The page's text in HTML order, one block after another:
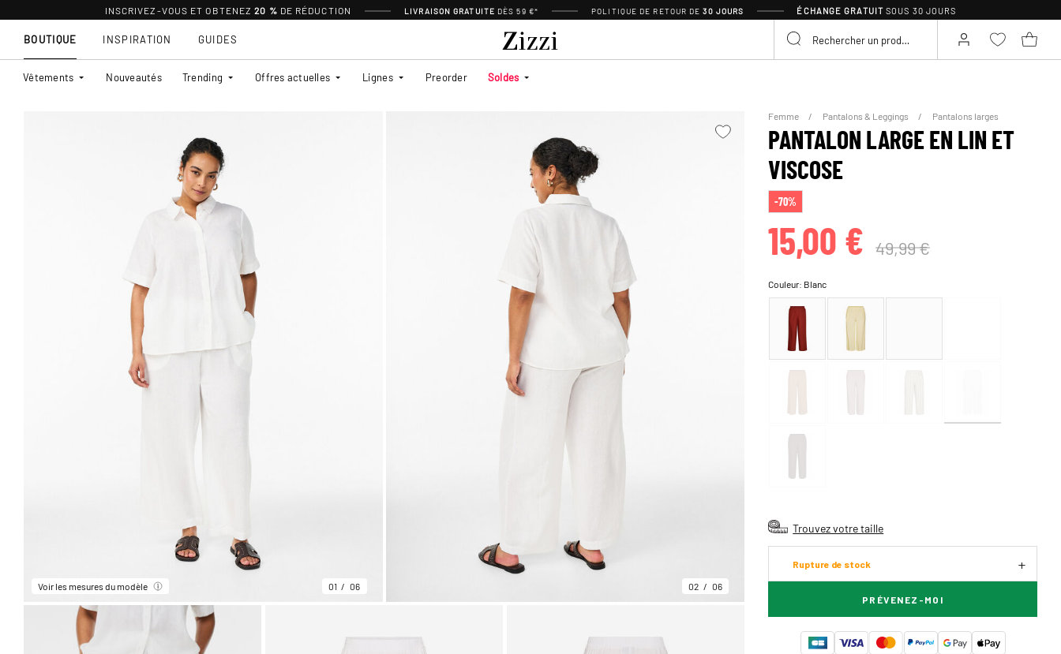
INSCRIVEZ-VOUS ET OBTENEZ 20 % DE RÉDUCTION LIVRAISON GRATUITE DÈS 59 €* POLITIQUE DE RETOUR DE30 JOURS ÉCHANGE GRATUITSOUS 30 JOURS
BOUTIQUE
Vêtements Nouveautés Trending Offres actuelles Lignes Preorder Soldes
INSPIRATION GUIDES
Voir les mesures du modèle 01 06 02 06
Femme Pantalons & Leggings Pantalons larges
PANTALON LARGE EN LIN ET
VISCOSE
-70%
15,00 € 49,99 €
Couleur: Blanc
Trouvez votre taille
Rupture de stock
PRÉVENEZ-MOI